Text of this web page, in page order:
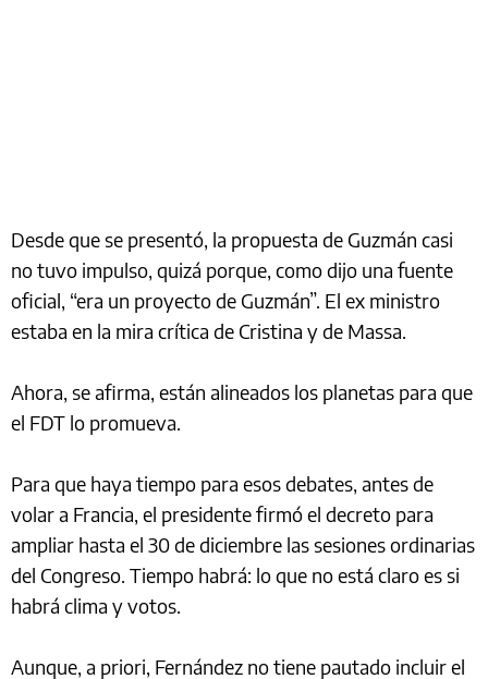
Desde que se presentó, la propuesta de Guzmán casi
no tuvo impulso, quizá porque, como dijo una fuente
oficial, “era un proyecto de Guzmán”. El ex ministro
estaba en la mira crítica de Cristina y de Massa.
Ahora, se afirma, están alineados los planetas para que
el FDT lo promueva.
Para que haya tiempo para esos debates, antes de
volar a Francia, el presidente firmó el decreto para
ampliar hasta el 30 de diciembre las sesiones ordinarias
del Congreso. Tiempo habrá: lo que no está claro es si
habrá clima y votos.
Aunque, a priori, Fernández no tiene pautado incluir el